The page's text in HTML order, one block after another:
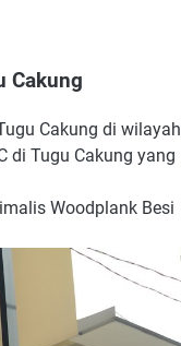
Cakung
Cakung di wilayah
di Tugu Cakung yang
Woodplank Besi